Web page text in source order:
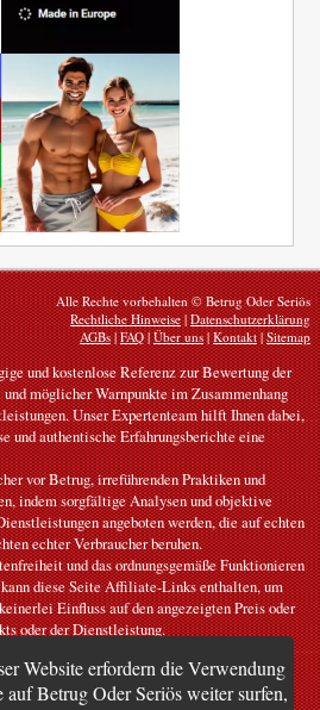
Website erfordern die Verwendung
Betrug Oder Seriös weiter surfen,
Alle Rechte vorbehalten © Betrug Oder Seriös
Rechtliche Hinweise|Datenschutzerklärung
AGBs|FAQ|Über uns|Kontakt|Sitemap
und kostenlose Referenz zur Bewertung der
möglicher Warnpunkte im Zusammenhang
Unser Expertenteam hilft Ihnen dabei,
und authentische Erfahrungsberichte eine
vor Betrug, irreführenden Praktiken und
indem sorgfältige Analysen und objektive
angeboten werden, die auf echten
echter Verbraucher beruhen.
und das ordnungsgemäße Funktionieren
diese Seite Affiliate-Links enthalten, um
Einfluss auf den angezeigten Preis oder
oder der Dienstleistung.
Meinungen wieder und stellen keine
Informationen dienen nur zur
Verkäufer, Dienstleister oder einer